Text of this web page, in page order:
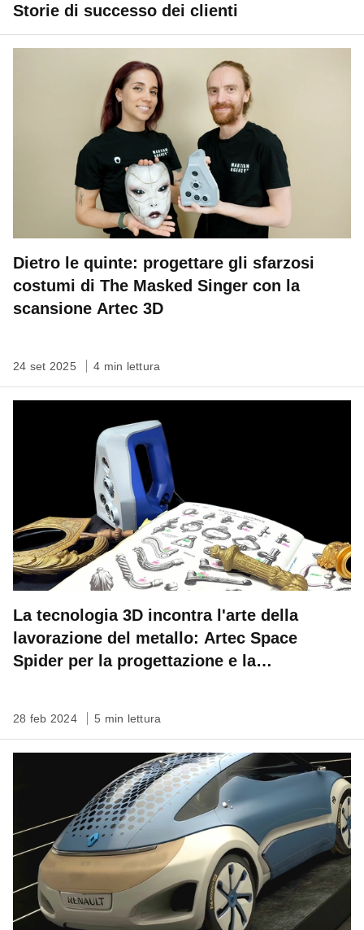
Storie di successo dei clienti
Dietro le quinte: progettare gli sfarzosi
costumi di The Masked Singer con la
scansione Artec 3D
24 set 2025 4 min lettura
La tecnologia 3D incontra l'arte della
lavorazione del metallo: Artec Space
Spider per la progettazione e la
28 feb 2024 5 min lettura